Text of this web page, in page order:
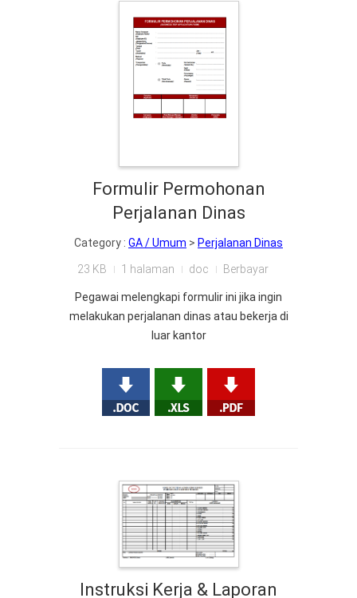
Formulir Permohonan
Perjalanan Dinas
Category : GA / Umum > Perjalanan Dinas
23 KB 1 halaman doc Berbayar
Pegawai melengkapi formulir ini jika ingin
melakukan perjalanan dinas atau bekerja di
luar kantor
Instruksi Kerja & Laporan